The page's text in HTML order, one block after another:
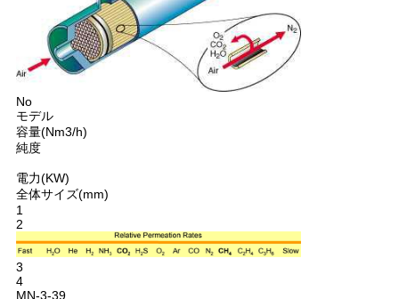
バ
シ
ー
ポ
リ
シ
No
モデル
容量(Nm3/h)
純度
電力(KW)
全体サイズ(mm)
1
2
3
4
MN-3-39